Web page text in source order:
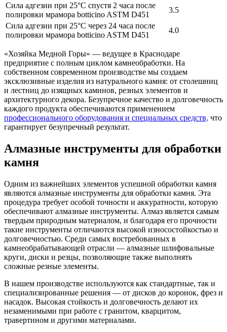
Сила адгезии при 25°С спустя 2 часа после
полировки мрамора botticino ASTM D451
3.5
Сила адгезии при 25°С через 24 часа после
полировки мрамора botticino ASTM D451
4.0
«Хозяйка Медной Горы» — ведущее в Краснодаре
предприятие с полным циклом камнеобработки. На
собственном современном производстве мы создаем
эксклюзивные изделия из натурального камня: от столешниц
и лестниц до изящных каминов, резных элементов и
архитектурного декора. Безупречное качество и долговечность
каждого продукта обеспечиваются применением
профессионального оборудования и специальных средств, что
гарантирует безупречный результат.
Алмазные инструменты для обработки
камня
Одним из важнейших элементов успешной обработки камня
являются алмазные инструменты для обработки камня. Эта
процедура требует особой точности и аккуратности, которую
обеспечивают алмазные инструменты. Алмаз является самым
твердым природным материалом, и благодаря его прочности
такие инструменты отличаются высокой износостойкостью и
долговечностью. Среди самых востребованных в
камнеобрабатывающей отрасли — алмазные шлифовальные
круги, диски и резцы, позволяющие также выполнять
сложные резные элементы.
В нашем производстве используются как стандартные, так и
специализированные решения — от дисков до коронок, фрез и
насадок. Высокая стойкость и долговечность делают их
незаменимыми при работе с гранитом, кварцитом,
травертином и другими материалами.